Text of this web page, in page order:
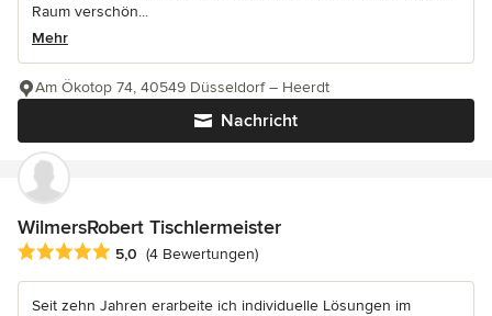
Raum verschön...
Mehr
Nachricht
Am Ökotop 74, 40549 Düsseldorf – Heerdt
WilmersRobert Tischlermeister
Durchschnittliche Bewertung: 5 von 5 Sternen
5,0 (4 Bewertungen)
Seit zehn Jahren erarbeite ich individuelle Lösungen im